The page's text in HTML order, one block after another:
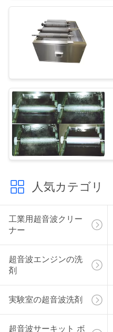
管
達
に
連
絡
し
な
い
ニ
ュ
ー
ス
人気カテゴリ
工業用超音波クリー
ナー
超音波エンジンの洗
剤
実験室の超音波洗剤
超音波サーキット ボ